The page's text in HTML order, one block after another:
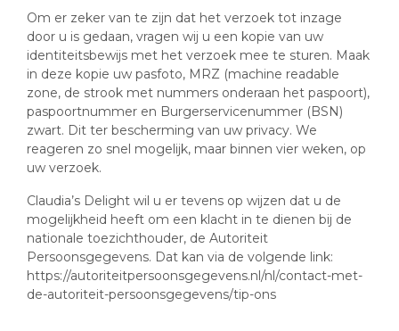
Om er zeker van te zijn dat het verzoek tot inzage
door u is gedaan, vragen wij u een kopie van uw
identiteitsbewijs met het verzoek mee te sturen. Maak
in deze kopie uw pasfoto, MRZ (machine readable
zone, de strook met nummers onderaan het paspoort),
paspoortnummer en Burgerservicenummer (BSN)
zwart. Dit ter bescherming van uw privacy. We
reageren zo snel mogelijk, maar binnen vier weken, op
uw verzoek.
Claudia’s Delight wil u er tevens op wijzen dat u de
mogelijkheid heeft om een klacht in te dienen bij de
nationale toezichthouder, de Autoriteit
Persoonsgegevens. Dat kan via de volgende link:
https://autoriteitpersoonsgegevens.nl/nl/contact-met-
de-autoriteit-persoonsgegevens/tip-ons